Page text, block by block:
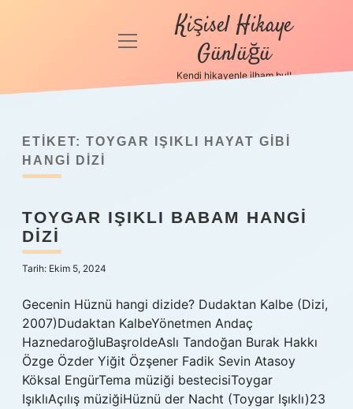
Anasayfa
Politikası
Yasal Uyarı
Hakkımızda
menüyü
Kişisel Hikaye
Günlüğü
Kendi hikayenle ilham bul!
ETIKET: TOYGAR IŞIKLI HAYAT GIBI
HANGI DIZI
TOYGAR IŞIKLI BABAM HANGI
DIZI
Tarih: Ekim 5, 2024
Gecenin Hüznü hangi dizide? Dudaktan Kalbe (Dizi,
2007)Dudaktan KalbeYönetmen Andaç
HaznedaroğluBaşroldeAslı Tandoğan Burak Hakkı
Özge Özder Yiğit Özşener Fadik Sevin Atasoy
Köksal EngürTema müziği bestecisiToygar
IşıklıAçılış müziğiHüznü der Nacht (Toygar Işıklı)23